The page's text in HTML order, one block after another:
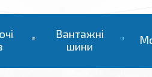
Вантажні
шини